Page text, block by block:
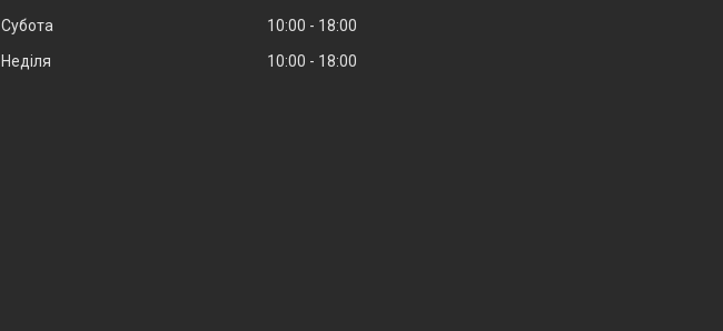
Субота
10:00
18:00
Неділя
10:00 18:00